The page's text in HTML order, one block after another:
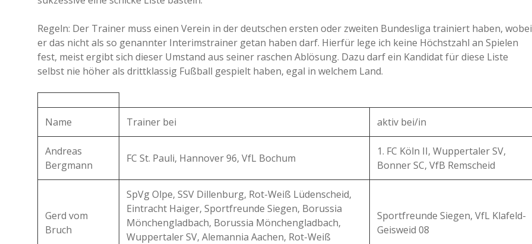
a
a
d
e
Regeln: Der Trainer muss einen Verein in der deutschen ersten oder zweiten Bundesliga trainiert haben, wobei
er das nicht als so genannter Interimstrainer getan haben darf. Hierfür lege ich keine Höchstzahl an Spielen
fest, meist ergibt sich dieser Umstand aus seiner raschen Ablösung. Dazu darf ein Kandidat für diese Liste
selbst nie höher als drittklassig Fußball gespielt haben, egal in welchem Land.
Name Trainer bei aktiv bei/in
Andreas
Bergmann
FC St. Pauli, Hannover 96, VfL Bochum
1. FC Köln II, Wuppertaler SV,
Bonner SC, VfB Remscheid
Gerd vom
Bruch
SpVg Olpe, SSV Dillenburg, Rot-Weiß Lüdenscheid,
Eintracht Haiger, Sportfreunde Siegen, Borussia
Mönchengladbach, Borussia Mönchengladbach,
Wuppertaler SV, Alemannia Aachen, Rot-Weiß
Sportfreunde Siegen, VfL Klafeld-
Geisweid 08